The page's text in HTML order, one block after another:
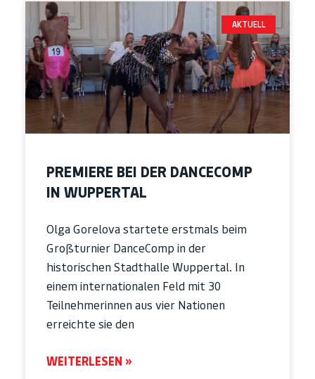
AKTUELL
PREMIERE BEI DER DANCECOMP
IN WUPPERTAL
Olga Gorelova startete erstmals beim
Großturnier DanceComp in der
historischen Stadthalle Wuppertal. In
einem internationalen Feld mit 30
Teilnehmerinnen aus vier Nationen
erreichte sie den
WEITERLESEN »